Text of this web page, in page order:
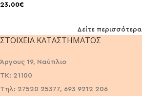
23.00€
Δείτε περισσότερα
ΣΤΟΙΧΕΊΑ ΚΑΤΑΣΤΉΜΑΤΟΣ
Άργους 19, Ναύπλιο
ΤΚ: 21100
Τηλ: 27520 25377, 693 9212 206